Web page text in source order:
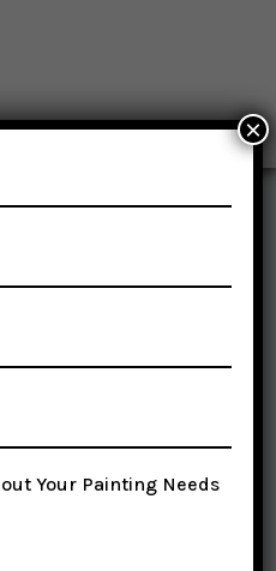
Bij
Your Painting Needs
×